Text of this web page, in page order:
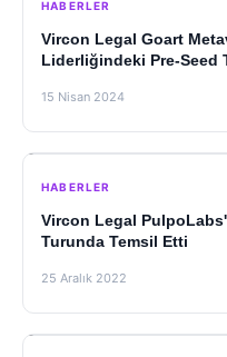
HABERLER
Vircon Legal Goart
Liderliğindeki Pre-Seed
15 Nisan 2024
HABERLER
Vircon Legal
Turunda Temsil Etti
25 Aralık 2022